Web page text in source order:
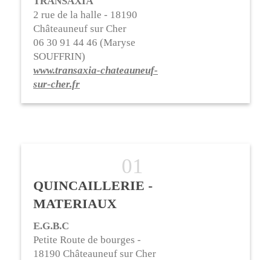
2 rue de la halle - 18190
Châteauneuf sur Cher
06 30 91 44 46 (Maryse
SOUFFRIN)
www.transaxia-chateauneuf-
sur-cher.fr
QUINCAILLERIE -
MATERIAUX
E.G.B.C
Petite Route de bourges -
18190 Châteauneuf sur Cher